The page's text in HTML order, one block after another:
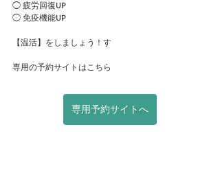
◯ 疲労回復UP
◯ 免疫機能UP
【温活】をしましょう！す
専用の予約サイトはこちら
専用予約サイトへ